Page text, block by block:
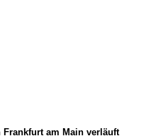
am Main verläuft